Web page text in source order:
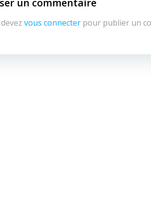
un commentaire
vous connecter pour publier un